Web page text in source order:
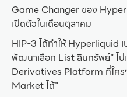
Game Changer ของ
เปิดตัวในเดือนตุลาคม
HIP-3 ได้ทำให้ Hyperliquid
พัฒนาเลือก List สินทรัพย์” ไ
Derivatives Platform ที่ใคร
Market ได้”